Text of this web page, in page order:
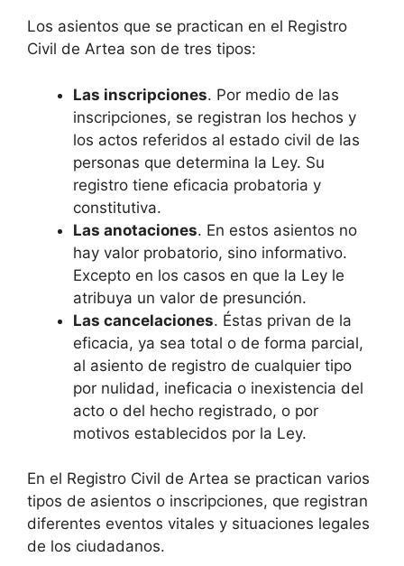
Los asientos que se practican en el Registro
Civil de Artea son de tres tipos:
Las inscripciones. Por medio de las
inscripciones, se registran los hechos y
los actos referidos al estado civil de las
personas que determina la Ley. Su
registro tiene eficacia probatoria y
constitutiva.
Las anotaciones. En estos asientos no
hay valor probatorio, sino informativo.
Excepto en los casos en que la Ley le
atribuya un valor de presunción.
Las cancelaciones. Éstas privan de la
eficacia, ya sea total o de forma parcial,
al asiento de registro de cualquier tipo
por nulidad, ineficacia o inexistencia del
acto o del hecho registrado, o por
motivos establecidos por la Ley.
En el Registro Civil de Artea se practican varios
tipos de asientos o inscripciones, que registran
diferentes eventos vitales y situaciones legales
de los ciudadanos.